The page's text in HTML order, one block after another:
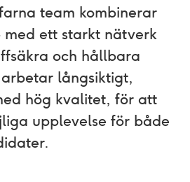
team kombinerar
med ett starkt nätverk
och hållbara
långsiktigt,
hög kvalitet, för att
upplevelse för både